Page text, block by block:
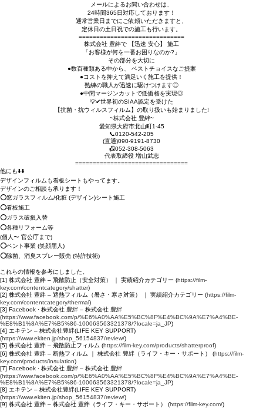
メールによるお問い合わせは、
24時間365日対応しております！
通常営業日までにご依頼いただきますと、
定休日の土日祝での施工も行います。
==============================
株式会社 豊絆で 【迅速 安心】 施工
「お客様が何を一番お困りなのか?」⁡
⁡その部分を大切に
●数百種類ある中から、 ベストチョイスなご提案
●コストを抑えて満足いく施工を提供！
熟練の職人が迅速に駆けつけます◎
●中間マージンカットで低価格を実現◎
💡✔世界初のSIAA認定を受けた
【抗菌・抗ウィルスフィルム】の取り扱いも始まりました!
~株式会社 豊絆~
愛知県大府市北山町1-45
📞0120-542-205
(直通)090-9191-8730
📠052-308-5063
代表取締役 増山武志
================================
他にも⬇️⬇️
デザインフィルムも看板シートもやってます。
デザインのご相談も承ります！
⭕窓ガラスフィルム/化粧 (デザイン)シート施工
⭕看板施工
⭕ガラス破損入替
⭕各種リフォーム等
(個人〜 官公庁まで)
⭕ベント事業 (笑顔届人)
⭕除菌、消臭スプレー販売 (特許技術)
これらの情報を参考にしました。
[1] 株式会社 豊絆 – 飛散防止（安全対策） ｜ 実績紹介カテゴリー (https://film-
key.com/contentcategory/shatter)
[2] 株式会社 豊絆 – 遮熱フィルム（暑さ・寒さ対策） ｜ 実績紹介カテゴリー (https://film-
key.com/contentcategory/thermal)
[3] Facebook · 株式会社 豊絆 – 株式会社 豊絆
(https://www.facebook.com/p/%E6%A0%AA%E5%BC%8F%E4%BC%9A%E7%A4%BE-
%E8%B1%8A%E7%B5%86-100063563321378/?locale=ja_JP)
[4] エキテン – 株式会社豊絆(LIFE KEY SUPPORT)
(https://www.ekiten.jp/shop_56154837/review/)
[5] 株式会社 豊絆 – 飛散防止フィルム (https://film-key.com/products/shatterproof)
[6] 株式会社 豊絆 – 断熱フィルム ｜ 株式会社 豊絆（ライフ・キー・サポート） (https://film-
key.com/products/insulation)
[7] Facebook · 株式会社 豊絆 – 株式会社 豊絆
(https://www.facebook.com/p/%E6%A0%AA%E5%BC%8F%E4%BC%9A%E7%A4%BE-
%E8%B1%8A%E7%B5%86-100063563321378/?locale=ja_JP)
[8] エキテン – 株式会社豊絆(LIFE KEY SUPPORT)
(https://www.ekiten.jp/shop_56154837/review/)
[9] 株式会社 豊絆 – 株式会社 豊絆（ライフ・キー・サポート） (https://film-key.com/)